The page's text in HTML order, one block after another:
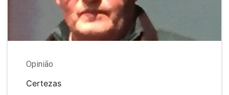
Opinião
Certezas